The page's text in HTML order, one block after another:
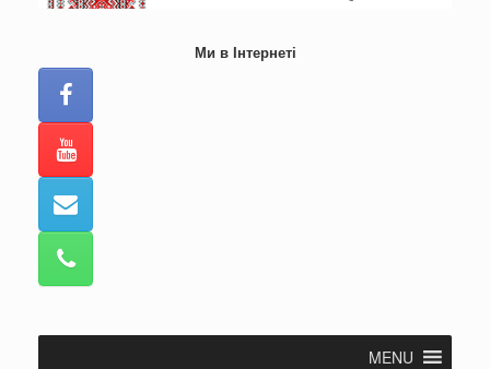
Ми в Інтернеті
MENU